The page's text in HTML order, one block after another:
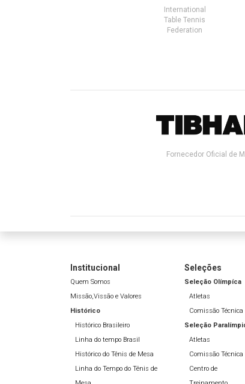
International
Table Tennis
Federation
Fornecedor Oficial de
Institucional
Quem Somos
Missão,Vissão e Valores
Histórico
Histórico Brasileiro
Linha do tempo Brasil
Histórico do Tênis de Mesa
Linha do Tempo do Tênis de
Seleções
Seleção Olímpíca
Atletas
Comissão Técnica
Seleção
Atletas
Comissão Técnica
Centro de